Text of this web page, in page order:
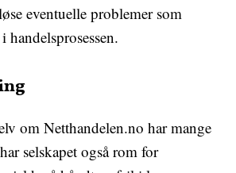
eventuelle problemer som
handelsprosessen.
om Netthandelen.no har mange
selskapet også rom for